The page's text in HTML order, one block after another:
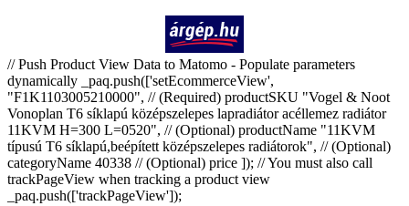
// Push Product View Data to Matomo - Populate parameters
dynamically _paq.push(['setEcommerceView',
"F1K1103005210000", // (Required) productSKU "Vogel & Noot
Vonoplan T6 síklapú középszelepes lapradiátor acéllemez radiátor
11KVM H=300 L=0520", // (Optional) productName "11KVM
típusú T6 síklapú,beépített középszelepes radiátorok", // (Optional)
categoryName 40338 // (Optional) price ]); // You must also call
trackPageView when tracking a product view
_paq.push(['trackPageView']);